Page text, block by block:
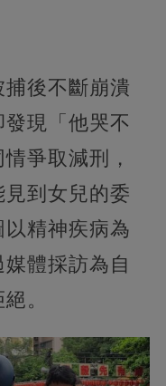
後不斷崩潰
現「他哭不
爭取減刑，
到女兒的委
精神疾病為
體採訪為自
。